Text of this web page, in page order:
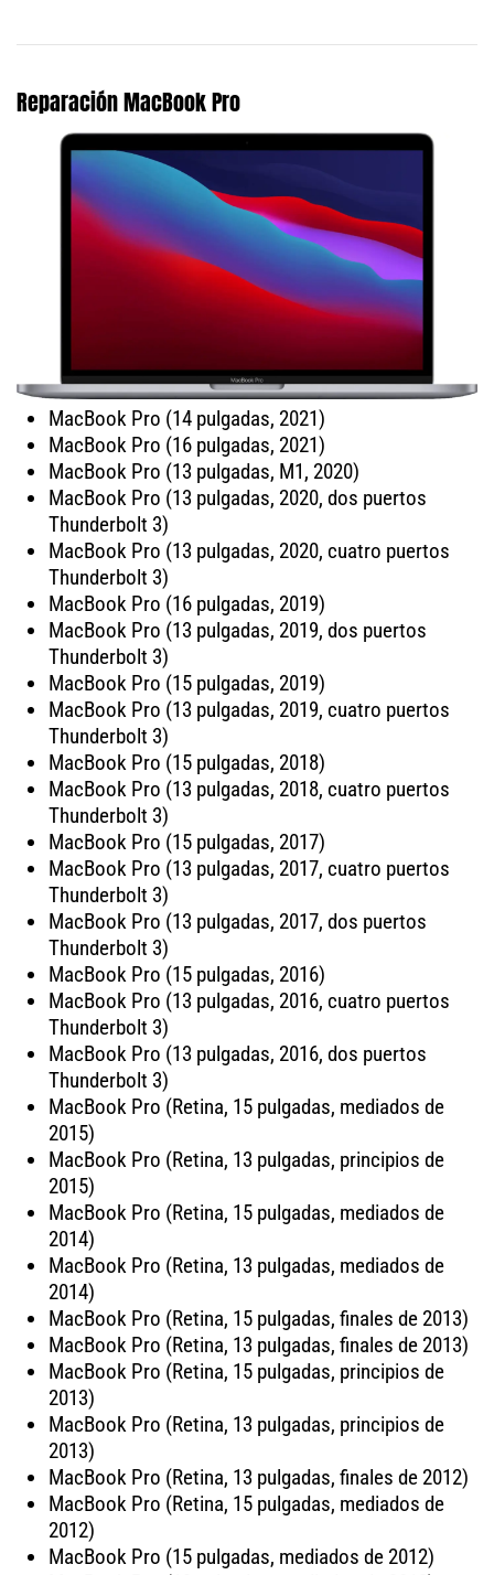
Reparación MacBook Pro
MacBook Pro (14 pulgadas, 2021)
MacBook Pro (16 pulgadas, 2021)
MacBook Pro (13 pulgadas, M1, 2020)
MacBook Pro (13 pulgadas, 2020, dos puertos
Thunderbolt 3)
MacBook Pro (13 pulgadas, 2020, cuatro puertos
Thunderbolt 3)
MacBook Pro (16 pulgadas, 2019)
MacBook Pro (13 pulgadas, 2019, dos puertos
Thunderbolt 3)
MacBook Pro (15 pulgadas, 2019)
MacBook Pro (13 pulgadas, 2019, cuatro puertos
Thunderbolt 3)
MacBook Pro (15 pulgadas, 2018)
MacBook Pro (13 pulgadas, 2018, cuatro puertos
Thunderbolt 3)
MacBook Pro (15 pulgadas, 2017)
MacBook Pro (13 pulgadas, 2017, cuatro puertos
Thunderbolt 3)
MacBook Pro (13 pulgadas, 2017, dos puertos
Thunderbolt 3)
MacBook Pro (15 pulgadas, 2016)
MacBook Pro (13 pulgadas, 2016, cuatro puertos
Thunderbolt 3)
MacBook Pro (13 pulgadas, 2016, dos puertos
Thunderbolt 3)
MacBook Pro (Retina, 15 pulgadas, mediados de
2015)
MacBook Pro (Retina, 13 pulgadas, principios de
2015)
MacBook Pro (Retina, 15 pulgadas, mediados de
2014)
MacBook Pro (Retina, 13 pulgadas, mediados de
2014)
MacBook Pro (Retina, 15 pulgadas, finales de 2013)
MacBook Pro (Retina, 13 pulgadas, finales de 2013)
MacBook Pro (Retina, 15 pulgadas, principios de
2013)
MacBook Pro (Retina, 13 pulgadas, principios de
2013)
MacBook Pro (Retina, 13 pulgadas, finales de 2012)
MacBook Pro (Retina, 15 pulgadas, mediados de
2012)
MacBook Pro (15 pulgadas, mediados de 2012)